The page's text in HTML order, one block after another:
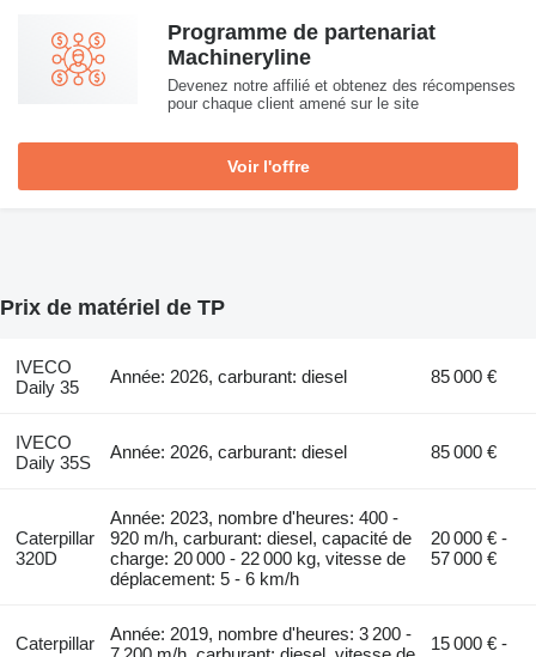
Programme de partenariat
Machineryline
Devenez notre affilié et obtenez des récompenses
pour chaque client amené sur le site
Voir l'offre
Prix de matériel de TP
IVECO
Daily 35
Année: 2026, carburant: diesel 85 000 €
IVECO
Daily 35S
Année: 2026, carburant: diesel 85 000 €
Caterpillar
320D
Année: 2023, nombre d'heures: 400 -
920 m/h, carburant: diesel, capacité de
charge: 20 000 - 22 000 kg, vitesse de
déplacement: 5 - 6 km/h
20 000 € -
57 000 €
Caterpillar
Année: 2019, nombre d'heures: 3 200 -
15 000 € -